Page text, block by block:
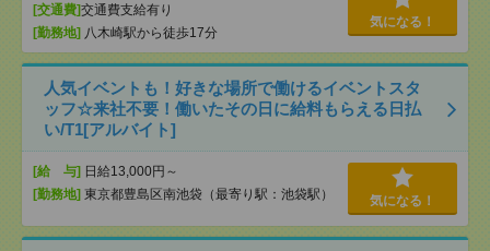
[交通費]交通費支給有り
[勤務地] 八木崎駅から徒歩17分
気になる！
人気イベントも！好きな場所で働けるイベントスタ
ッフ☆来社不要！働いたその日に給料もらえる日払
い/T1[アルバイト]
[給 与] 日給13,000円～
[勤務地] 東京都豊島区南池袋（最寄り駅：池袋駅） 気になる！